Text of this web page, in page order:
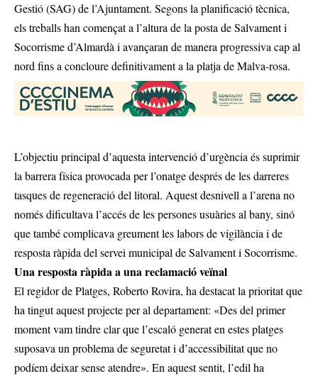
Gestió (SAG) de l’Ajuntament. Segons la planificació tècnica,
els treballs han començat a l’altura de la posta de Salvament i
Socorrisme d’Almardà i avançaran de manera progressiva cap al
nord fins a concloure definitivament a la platja de Malva-rosa.
L’objectiu principal d’aquesta intervenció d’urgència és suprimir
la barrera física provocada per l’onatge després de les darreres
tasques de regeneració del litoral. Aquest desnivell a l’arena no
només dificultava l’accés de les persones usuàries al bany, sinó
que també complicava greument les labors de vigilància i de
resposta ràpida del servei municipal de Salvament i Socorrisme.
Una resposta ràpida a una reclamació veïnal
El regidor de Platges, Roberto Rovira, ha destacat la prioritat que
ha tingut aquest projecte per al departament: «Des del primer
moment vam tindre clar que l’escaló generat en estes platges
suposava un problema de seguretat i d’accessibilitat que no
podíem deixar sense atendre». En aquest sentit, l’edil ha